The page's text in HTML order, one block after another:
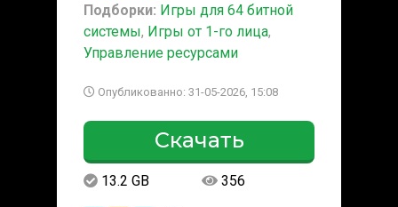
Подборки: Игры для 64 битной
системы, Игры от 1-го лица,
Управление ресурсами
Опубликованно: 31-05-2026, 15:08
Скачать
13.2 GB 356